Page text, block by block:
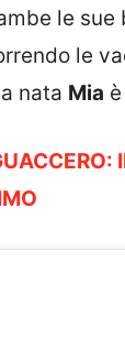
le
le
nata Mia